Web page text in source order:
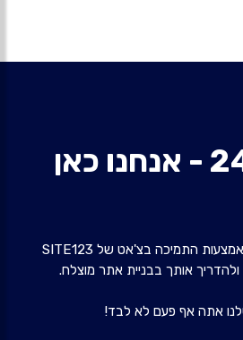
תמיכה 24/7 - אנחנו כאן
אנחנו כאן עבורך 24/7. באמצעות התמיכה בצ'אט של SITE123
אותך בבניית אתר מוצלח.
אתה אף פעם לא לבד!